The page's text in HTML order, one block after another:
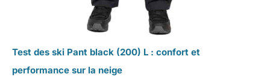
Test des ski Pant black (200) L : confort et
performance sur la neige